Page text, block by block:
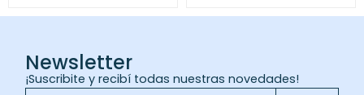
Newsletter
¡Suscribite y recibí todas nuestras novedades!